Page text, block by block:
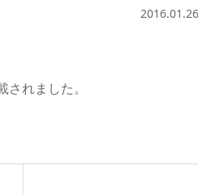
2016.01.26
れました。